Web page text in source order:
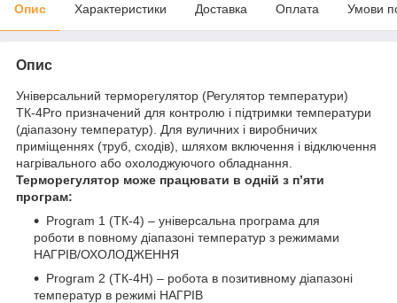
Опис Характеристики Доставка Оплата Умови
Опис
Універсальний терморегулятор (Регулятор температури)
ТК-4Pro призначений для контролю і підтримки температури
(діапазону температур). Для вуличних і виробничих
приміщеннях (труб, сходів), шляхом включення і відключення
нагрівального або охолоджуючого обладнання.
Терморегулятор може працювати в одній з п’яти
програм:
Program 1 (TК-4) – універсальна програма для
роботи в повному діапазоні температур з режимами
НАГРІВ/ОХОЛОДЖЕННЯ
Program 2 (ТК-4Н) – робота в позитивному діапазоні
температур в режимі НАГРІВ